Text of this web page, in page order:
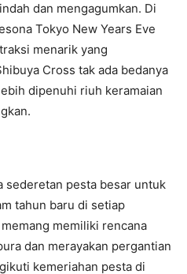
dan mengagumkan. Di
Tokyo New Years Eve
menarik yang
Cross tak ada bedanya
dipenuhi riuh keramaian
sederetan pesta besar untuk
tahun baru di setiap
memiliki rencana
dan merayakan pergantian
kemeriahan pesta di